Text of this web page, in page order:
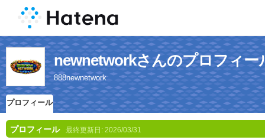
newnetworkさんのプロフィー
888newnetwork
プロフィール
プロフィール 最終更新日: 2026/03/31